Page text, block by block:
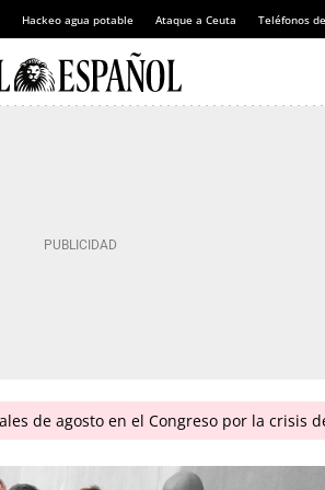
Hackeo agua potable Ataque a Ceuta Teléfonos
de agosto en el Congreso por la crisis